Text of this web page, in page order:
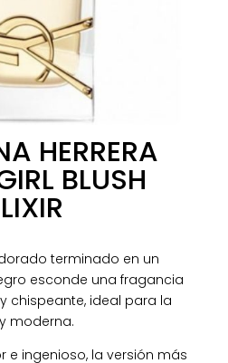
HERRERA
BLUSH
terminado en un
esconde una fragancia
chispeante, ideal para la
moderna.
e ingenioso, la versión más